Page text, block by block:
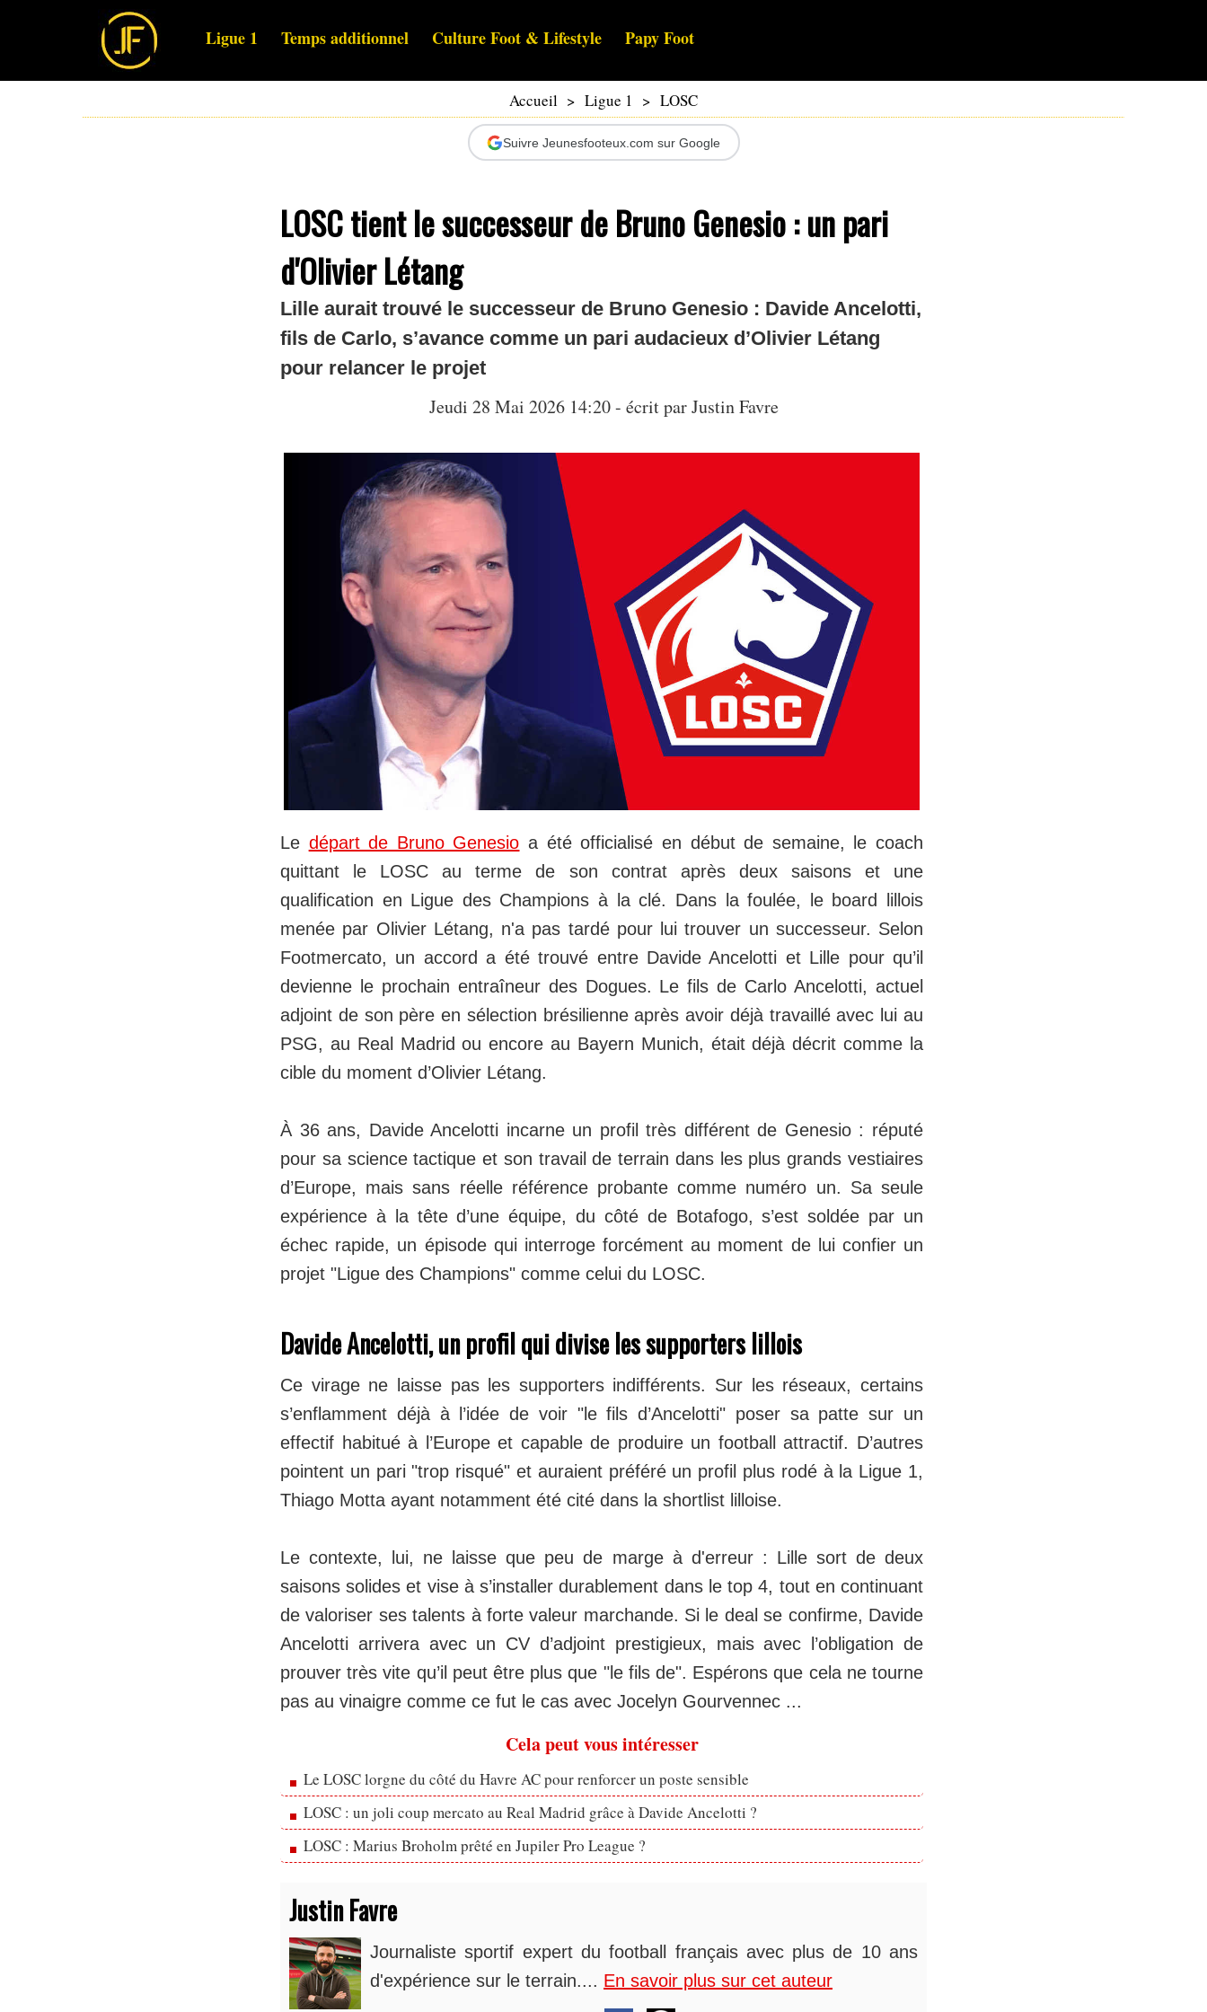
Ligue 1 Temps additionnel Culture Foot & Lifestyle Papy Foot
Accueil > Ligue 1 > LOSC
Suivre Jeunesfooteux.com sur Google
LOSC tient le successeur de Bruno Genesio : un pari
d'Olivier Létang
Lille aurait trouvé le successeur de Bruno Genesio : Davide Ancelotti,
fils de Carlo, s’avance comme un pari audacieux d’Olivier Létang
pour relancer le projet
Jeudi 28 Mai 2026 14:20 - écrit parJustin Favre
Le départ de Bruno Genesio a été officialisé en début de semaine, le coach
quittant le LOSC au terme de son contrat après deux saisons et une
qualification en Ligue des Champions à la clé. Dans la foulée, le board lillois
menée par Olivier Létang, n'a pas tardé pour lui trouver un successeur. Selon
Footmercato, un accord a été trouvé entre Davide Ancelotti et Lille pour qu’il
devienne le prochain entraîneur des Dogues. Le fils de Carlo Ancelotti, actuel
adjoint de son père en sélection brésilienne après avoir déjà travaillé avec lui au
PSG, au Real Madrid ou encore au Bayern Munich, était déjà décrit comme la
cible du moment d’Olivier Létang.
À 36 ans, Davide Ancelotti incarne un profil très différent de Genesio : réputé
pour sa science tactique et son travail de terrain dans les plus grands vestiaires
d’Europe, mais sans réelle référence probante comme numéro un. Sa seule
expérience à la tête d’une équipe, du côté de Botafogo, s’est soldée par un
échec rapide, un épisode qui interroge forcément au moment de lui confier un
projet "Ligue des Champions" comme celui du LOSC.
Davide Ancelotti, un profil qui divise les supporters lillois
Ce virage ne laisse pas les supporters indifférents. Sur les réseaux, certains
s’enflamment déjà à l’idée de voir "le fils d’Ancelotti" poser sa patte sur un
effectif habitué à l’Europe et capable de produire un football attractif. D’autres
pointent un pari "trop risqué" et auraient préféré un profil plus rodé à la Ligue 1,
Thiago Motta ayant notamment été cité dans la shortlist lilloise.
Le contexte, lui, ne laisse que peu de marge à d'erreur : Lille sort de deux
saisons solides et vise à s’installer durablement dans le top 4, tout en continuant
de valoriser ses talents à forte valeur marchande. Si le deal se confirme, Davide
Ancelotti arrivera avec un CV d’adjoint prestigieux, mais avec l’obligation de
prouver très vite qu’il peut être plus que "le fils de". Espérons que cela ne tourne
pas au vinaigre comme ce fut le cas avec Jocelyn Gourvennec ...
Cela peut vous intéresser
Le LOSC lorgne du côté du Havre AC pour renforcer un poste sensible
LOSC : un joli coup mercato au Real Madrid grâce à Davide Ancelotti ?
LOSC : Marius Broholm prêté en Jupiler Pro League ?
Justin Favre
Journaliste sportif expert du football français avec plus de 10 ans
d'expérience sur le terrain.... En savoir plus sur cet auteur